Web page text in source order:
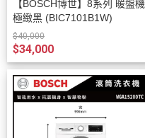
【BOSCH博世】8系列 暖盤機
極緻黑 (BIC7101B1W)
$40,000
$34,000